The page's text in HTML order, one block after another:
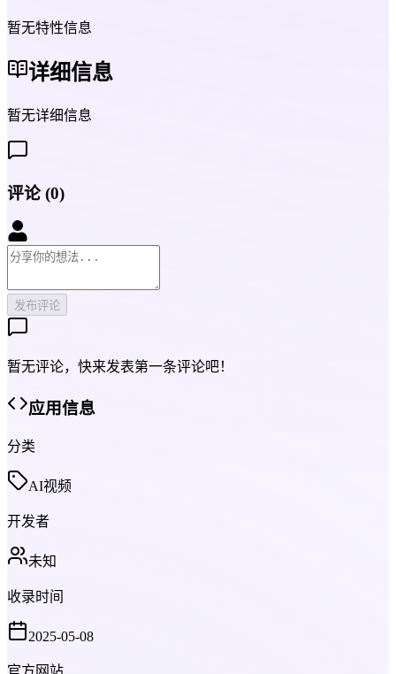
暂无特性信息
详细信息
暂无详细信息
评论 (0)
发布评论
暂无评论，快来发表第一条评论吧！
应用信息
分类
AI视频
开发者
未知
收录时间
2025-05-08